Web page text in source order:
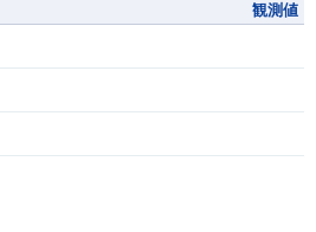
観測値